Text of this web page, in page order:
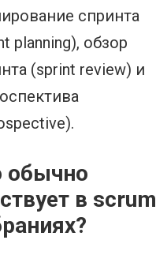
спринта
planning), обзор
(sprint review) и
обычно
в scrum